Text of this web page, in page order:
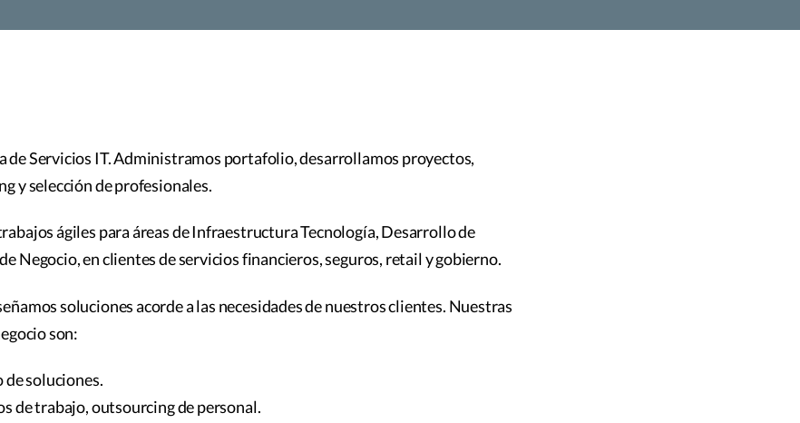
de Servicios IT. Administramos portafolio, desarrollamos proyectos,
y selección de profesionales.
ágiles para áreas de Infraestructura Tecnología, Desarrollo de
Negocio, en clientes de servicios financieros, seguros, retail y gobierno.
soluciones acorde a las necesidades de nuestros clientes. Nuestras
son:
soluciones.
de trabajo, outsourcing de personal.